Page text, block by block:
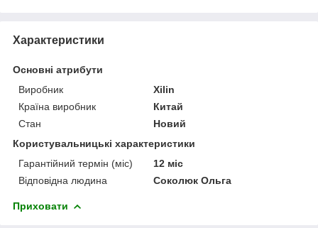
Характеристики
Основні атрибути
Виробник
Xilin
Країна виробник
Китай
Стан
Новий
Користувальницькі характеристики
Гарантійний термін (міс)
12 міс
Відповідна людина
Соколюк Ольга
Приховати